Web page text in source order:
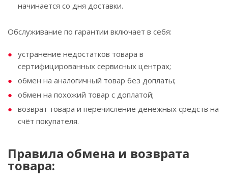
начинается со дня доставки.
Обслуживание по гарантии включает в себя:
устранение недостатков товара в
сертифицированных сервисных центрах;
обмен на аналогичный товар без доплаты;
обмен на похожий товар с доплатой;
возврат товара и перечисление денежных средств на
счёт покупателя.
Правила обмена и возврата
товара: